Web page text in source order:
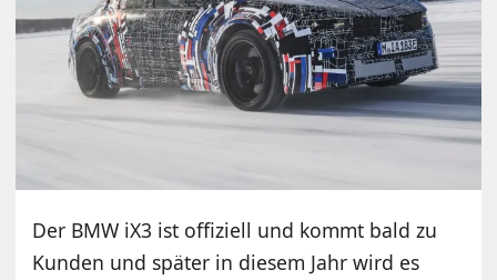
Der BMW iX3 ist offiziell und kommt bald zu
Kunden und später in diesem Jahr wird es